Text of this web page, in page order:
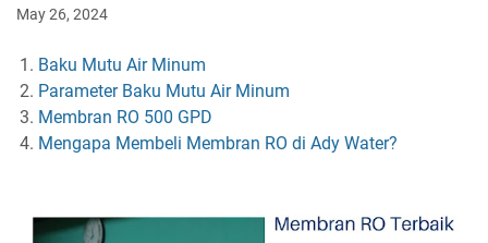
May 26, 2024
Baku Mutu Air Minum
Parameter Baku Mutu Air Minum
Membran RO 500 GPD
Mengapa Membeli Membran RO di Ady Water?